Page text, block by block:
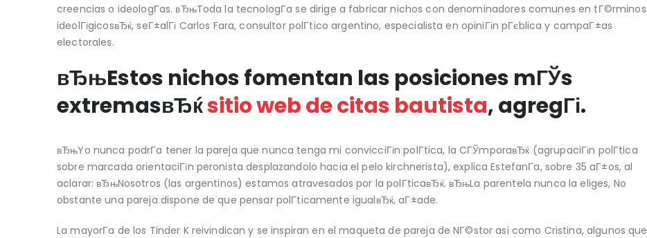
creencias o ideologГ­as. вЂњToda la tecnologГ­a se dirige a fabricar nichos con denominadores comunes en tГ©rminos
ideolГіgicosвЂќ, seГ±alГі Carlos Fara, consultor polГ­tico argentino, especialista en opiniГіn pГєblica y campaГ±as
electorales.
вЂњEstos nichos fomentan las posiciones mГЎs
extremasвЂќsitio web de citas bautista, agregГі.
вЂњYo nunca podrГ­a tener la pareja que nunca tenga mi convicciГіn polГ­tica, la CГЎmporaвЂќ (agrupaciГіn polГ­tica
sobre marcada orientaciГіn peronista desplazandolo hacia el pelo kirchnerista), explica EstefanГ­a, sobre 35 aГ±os, al
aclarar: вЂњNosotros (las argentinos) estamos atravesados por la polГ­ticaвЂќ. вЂњLa parentela nunca la eliges, No
obstante una pareja dispone de que pensar polГ­ticamente igualвЂќ, aГ±ade.
La mayorГ­a de los Tinder K reivindican y se inspiran en el maqueta de pareja de NГ©stor asi­ como Cristina, algunos que